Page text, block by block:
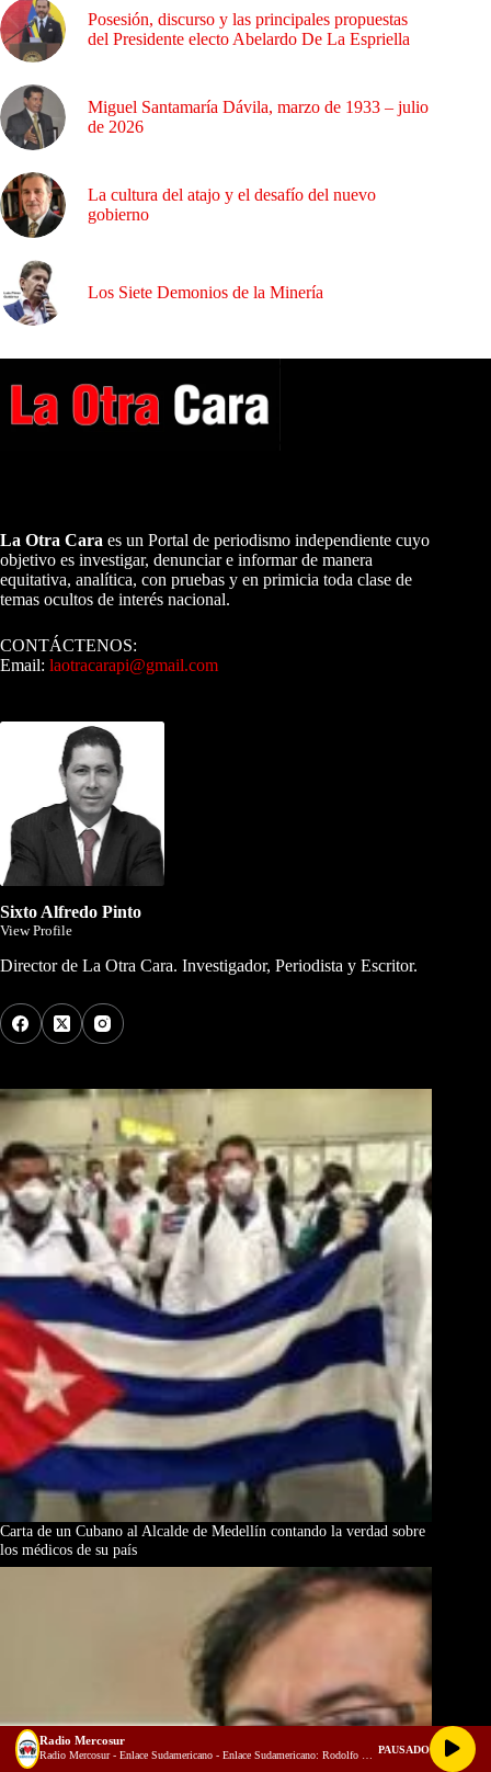
Posesión, discurso y las principales propuestas
del Presidente electo Abelardo De La Espriella
Miguel Santamaría Dávila, marzo de 1933 – julio
de 2026
La cultura del atajo y el desafío del nuevo
gobierno
Los Siete Demonios de la Minería
La Otra Cara es un Portal de periodismo independiente cuyo
objetivo es investigar, denunciar e informar de manera
equitativa, analítica, con pruebas y en primicia toda clase de
temas ocultos de interés nacional.
CONTÁCTENOS:
Email: laotracarapi@gmail.com
Sixto Alfredo Pinto
View Profile
Director de La Otra Cara. Investigador, Periodista y Escritor.
Carta de un Cubano al Alcalde de Medellín contando la verdad sobre
los médicos de su país
Radio Mercosur
PAUSADO